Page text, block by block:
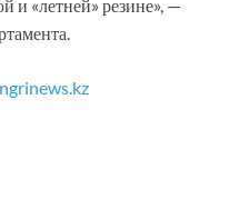
и «летней» резине», —